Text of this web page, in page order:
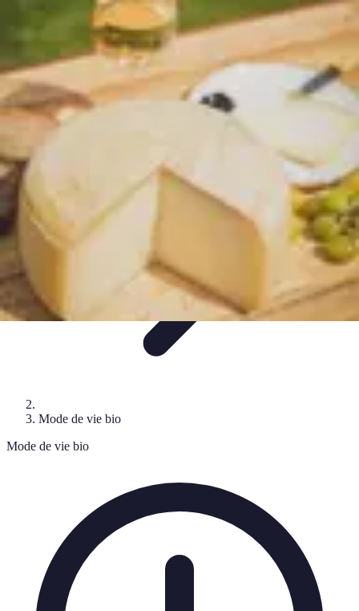
Alimentation BioConsommation responsableBiodiversité
Santé et Environnement
Écologie Bio
Mode de vie bio
Mode de vie bio